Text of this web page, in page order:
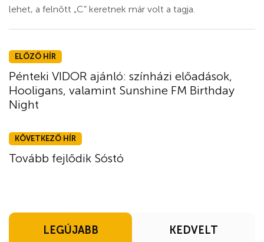
lehet, a felnőtt „C” keretnek már volt a tagja.
ELŐZŐ HÍR
Pénteki VIDOR ajánló: színházi előadások,
Hooligans, valamint Sunshine FM Birthday
Night
KÖVETKEZŐ HÍR
Tovább fejlődik Sóstó
LEGÚJABB KEDVELT